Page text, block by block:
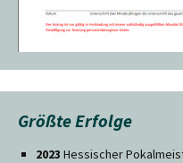
Größte Erfolge
2023 Hessischer